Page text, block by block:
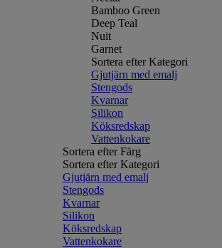
Bamboo Green
Deep Teal
Nuit
Garnet
Sortera efter Kategori
Gjutjärn med emalj
Stengods
Kvarnar
Silikon
Köksredskap
Vattenkokare
Sortera efter Färg
Sortera efter Kategori
Gjutjärn med emalj
Stengods
Kvarnar
Silikon
Köksredskap
Vattenkokare